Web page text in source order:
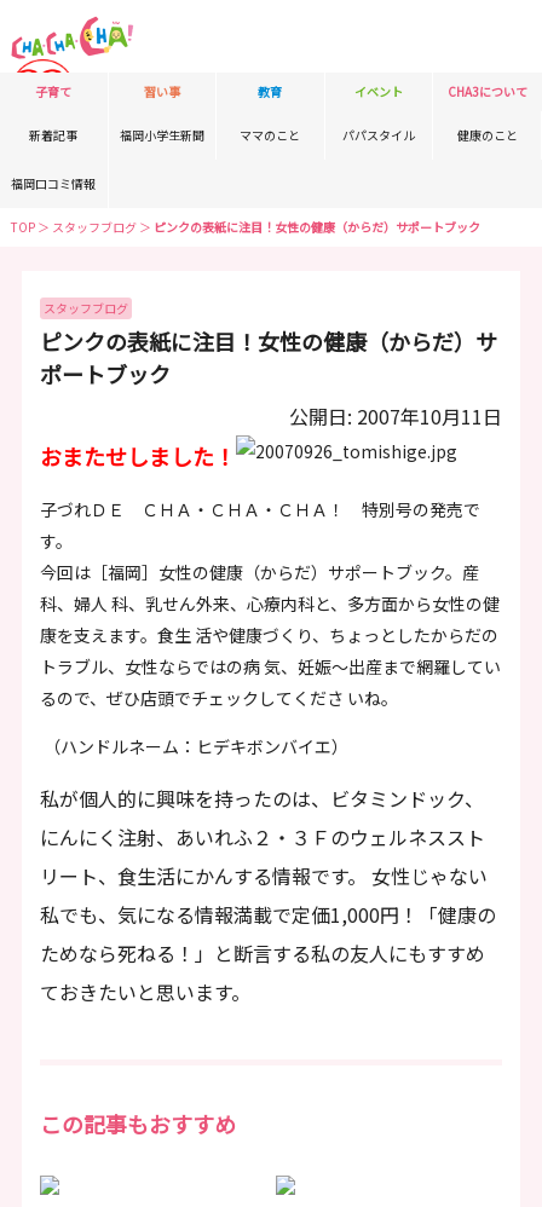
子育て 習い事 教育 イベント CHA3について
新着記事 福岡小学生新聞 ママのこと パパスタイル 健康のこと
福岡口コミ情報
TOP＞ スタッフブログ＞ ピンクの表紙に注目！女性の健康（からだ）サポートブック
スタッフブログ
ピンクの表紙に注目！女性の健康（からだ）サ
ポートブック
公開日: 2007年10月11日
おまたせしました！
子づれＤＥ ＣＨＡ・ＣＨＡ・ＣＨＡ！ 特別号の発売で
す。
今回は［福岡］女性の健康（からだ）サポートブック。産
科、婦人 科、乳せん外来、心療内科と、多方面から女性の健
康を支えます。食生 活や健康づくり、ちょっとしたからだの
トラブル、女性ならではの病 気、妊娠～出産まで網羅してい
るので、ぜひ店頭でチェックしてくださ いね。
（ハンドルネーム：ヒデキボンバイエ）
私が個人的に興味を持ったのは、ビタミンドック、
にんにく注射、あいれふ２・３Ｆのウェルネススト
リート、食生活にかんする情報です。 女性じゃない
私でも、気になる情報満載で定価1,000円！「健康の
ためなら死ねる！」と断言する私の友人にもすすめ
ておきたいと思います。
この記事もおすすめ